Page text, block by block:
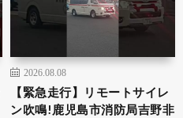
2026.08.08
【緊急走行】リモートサイレ
ン吹鳴!鹿児島市消防局吉野非